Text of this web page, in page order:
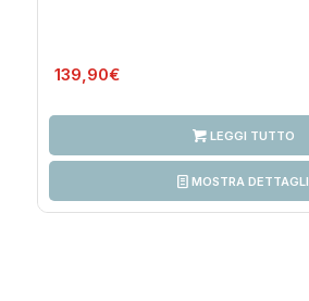
139,90€
LEGGI TUTTO
MOSTRA DETTAGLI